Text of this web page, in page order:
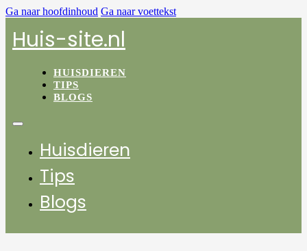
Ga naar hoofdinhoud Ga naar voettekst
Huis-site.nl
HUISDIEREN
TIPS
BLOGS
Huisdieren
Tips
Blogs